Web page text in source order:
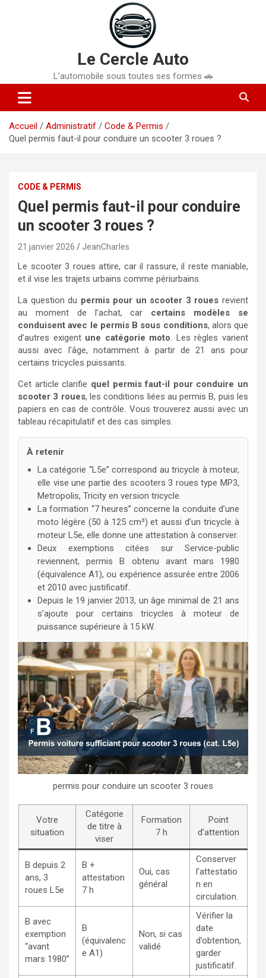
Le Cercle Auto
L'automobile sous toutes ses formes 🚗
Accueil Administratif
Code & Permis
Quel permis faut-il pour conduire un scooter 3 roues ?
CODE & PERMIS
Quel permis faut-il pour conduire
un scooter 3 roues ?
21 janvier 2026 JeanCharles
Le scooter 3 roues attire, car il rassure, il reste maniable,
et il vise les trajets urbains comme périurbains.
La question du permis pour un scooter 3 roues revient
au moment de l’achat, car certains modèles se
conduisent avec le permis B sous conditions, alors que
d’autres exigent une catégorie moto. Les règles varient
aussi avec l’âge, notamment à partir de 21 ans pour
certains tricycles puissants.
Cet article clarifie quel permis faut-il pour conduire un
scooter 3 roues, les conditions liées au permis B, puis les
papiers en cas de contrôle. Vous trouverez aussi avec un
tableau récapitulatif et des cas simples.
À retenir
La catégorie “L5e” correspond au tricycle à moteur,
elle vise une partie des scooters 3 roues type MP3,
Metropolis, Tricity en version tricycle.
La formation “7 heures” concerne la conduite d’une
moto légère (50 à 125 cm³) et aussi d’un tricycle à
moteur L5e, elle donne une attestation à conserver.
Deux exemptions citées sur Service-public
reviennent, permis B obtenu avant mars 1980
(équivalence A1), ou expérience assurée entre 2006
et 2010 avec justificatif.
Depuis le 19 janvier 2013, un âge minimal de 21 ans
s’ajoute pour certains tricycles à moteur de
puissance supérieure à 15 kW.
permis pour conduire un scooter 3 roues
Votre
situation
Catégorie
de titre à
viser
Formation
7 h
Point
d’attention
B depuis 2
ans, 3
roues L5e
B +
attestation
7 h
Oui, cas
général
Conserver
l’attestatio
n en
circulation.
B avec
exemption
“avant
mars 1980”
B
(équivalenc
e A1)
Non, si cas
validé
Vérifier la
date
d’obtention,
garder
justificatif.